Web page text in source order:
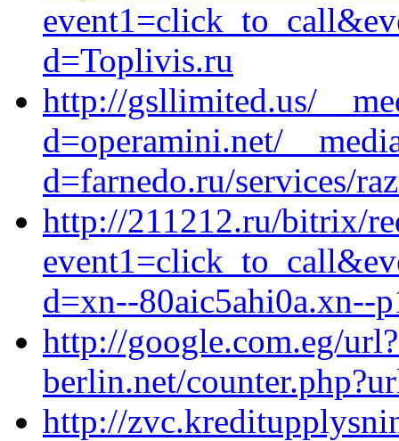
d=Toplivis.ru
http://gsllimited.us/
d=operamini.net/
d=farnedo.ru/services/
http://211212.ru/bitrix/
d=xn--80aic5ahi0a.xn--
http://google.com.eg/
berlin.net/
http://